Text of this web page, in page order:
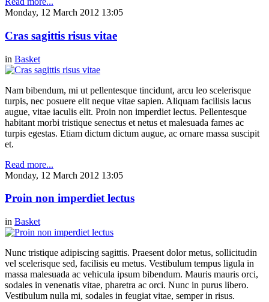
Monday, 12 March 2012 13:05
Cras sagittis risus vitae
in Basket
Nam bibendum, mi ut pellentesque tincidunt, arcu leo scelerisque
turpis, nec posuere elit neque vitae sapien. Aliquam facilisis lacus
augue, vitae iaculis elit. Proin non imperdiet lectus. Pellentesque
habitant morbi tristique senectus et netus et malesuada fames ac
turpis egestas. Etiam dictum dictum augue, ac ornare massa suscipit
et.
Read more...
Monday, 12 March 2012 13:05
Proin non imperdiet lectus
in Basket
Nunc tristique adipiscing sagittis. Praesent dolor metus, sollicitudin
vel scelerisque sed, facilisis eu metus. Vestibulum tempus ligula in
massa malesuada ac vehicula ipsum bibendum. Mauris mauris orci,
sodales in venenatis vitae, pharetra ac orci. Nunc in purus libero.
Vestibulum nulla mi, sodales in feugiat vitae, semper in risus.